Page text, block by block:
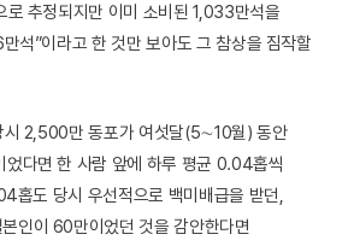
로 추정되지만 이미 소비된 1,033만석을
석”이라고 한 것만 보아도 그 참상을 짐작할
시 2,500만 동포가 여섯달(5∼10월) 동안
었다면 한 사람 앞에 하루 평균 0.04홉씩
홉도 당시 우선적으로 백미배급을 받던,
인이 60만이었던 것을 감안한다면